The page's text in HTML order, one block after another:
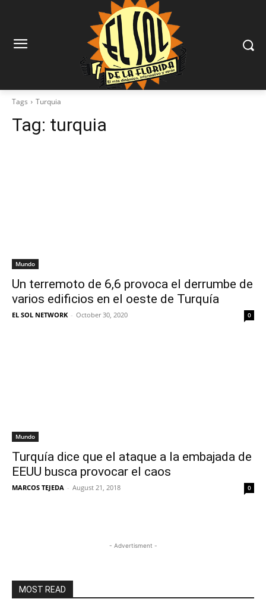
Tags Turquia
Tag: turquia
Mundo
Un terremoto de 6,6 provoca el derrumbe de
varios edificios en el oeste de Turquía
EL SOL NETWORK - October 30, 2020 0
Mundo
Turquía dice que el ataque a la embajada de
EEUU busca provocar el caos
MARCOS TEJEDA - August 21, 2018 0
- Advertisment -
MOST READ